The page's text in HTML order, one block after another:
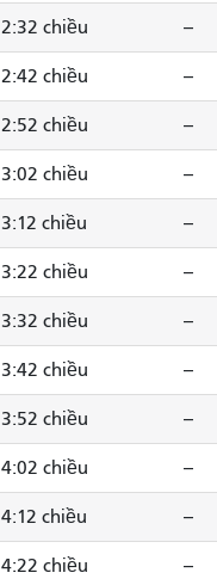
2:32 chiều --
2:42 chiều --
2:52 chiều --
3:02 chiều --
3:12 chiều --
3:22 chiều --
3:32 chiều --
3:42 chiều --
3:52 chiều --
4:02 chiều --
4:12 chiều --
4:22 chiều --